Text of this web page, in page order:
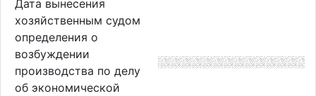
Дата вынесения
хозяйственным судом
определения о
возбуждении
производства по делу
об экономической